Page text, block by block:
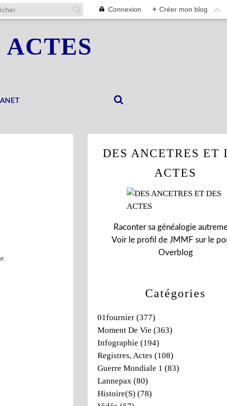
Connexion + Créer mon blog
Catégories
01fournier (377)
Moment De Vie (363)
Infographie (194)
Registres, Actes (108)
Guerre Mondiale 1 (83)
Lannepax (80)
Histoire(s) (78)
DES ANCETRES ET
ACTES
Raconter sa généalogie
Voir le profil de JMMF sur le
Overblog